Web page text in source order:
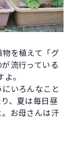
を植えて「グ
流行っている
。
いろんなこと
、夏は毎日昼
お母さんは汗